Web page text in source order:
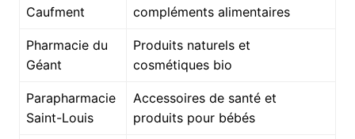
Caufment
compléments alimentaires
Pharmacie du
Géant
Produits naturels et
cosmétiques bio
Parapharmacie
Saint-Louis
Accessoires de santé et
produits pour bébés